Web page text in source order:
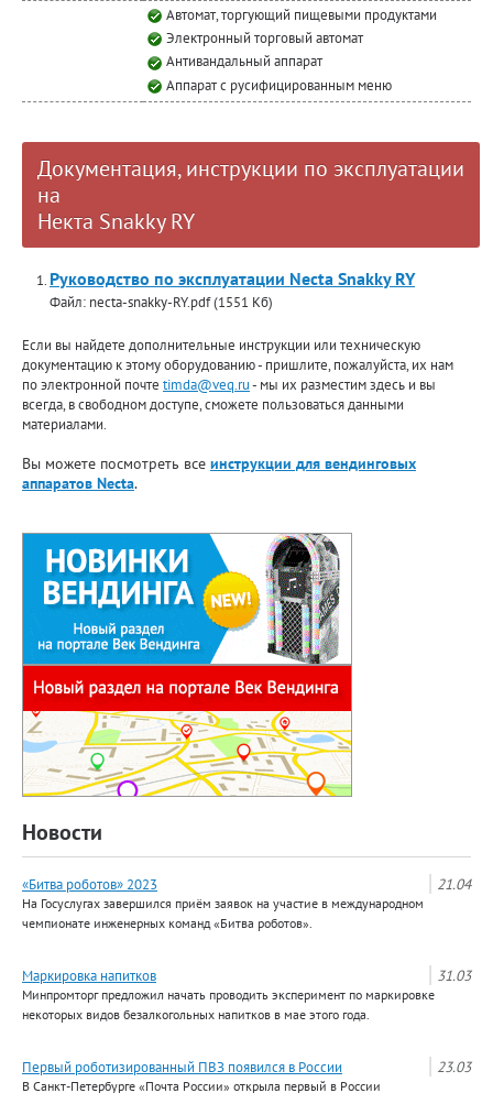
Автомат, торгующий пищевыми продуктами
Электронный торговый автомат
Антивандальный аппарат
Аппарат с русифицированным меню
Документация, инструкции по эксплуатации
на
Некта Snakky RY
Руководство по эксплуатации Necta Snakky RY
Файл: necta-snakky-RY.pdf (1551 Кб)
Если вы найдете дополнительные инструкции или техническую
документацию к этому оборудованию - пришлите, пожалуйста, их нам
по электронной почте timda@veq.ru- мы их разместим здесь и вы
всегда, в свободном доступе, сможете пользоваться данными
материалами.
Вы можете посмотреть все инструкции для вендинговых
аппаратов Necta.
Новости
21.04
«Битва роботов» 2023
На Госуслугах завершился приём заявок на участие в международном
чемпионате инженерных команд «Битва роботов».
31.03
Маркировка напитков
Минпромторг предложил начать проводить эксперимент по маркировке
некоторых видов безалкогольных напитков в мае этого года.
23.03
Первый роботизированный ПВЗ появился в России
В Санкт-Петербурге «Почта России» открыла первый в России